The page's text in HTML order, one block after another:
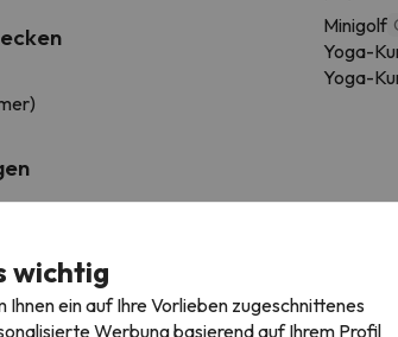
Minigolf
Yoga-
Yoga-
wichtig
ein auf Ihre Vorlieben zugeschnittenes
Werbung basierend auf Ihrem Profil